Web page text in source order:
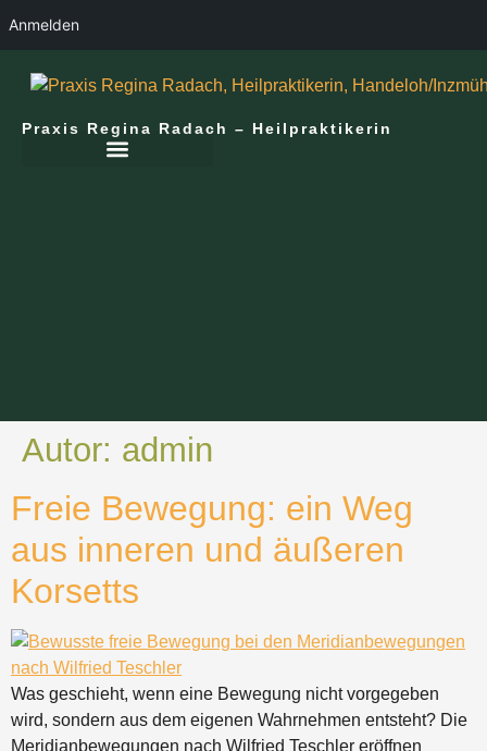
Anmelden
Praxis Regina Radach – Heilpraktikerin
Autor: admin
Freie Bewegung: ein Weg
aus inneren und äußeren
Korsetts
Was geschieht, wenn eine Bewegung nicht vorgegeben
wird, sondern aus dem eigenen Wahrnehmen entsteht? Die
Meridianbewegungen nach Wilfried Teschler eröffnen